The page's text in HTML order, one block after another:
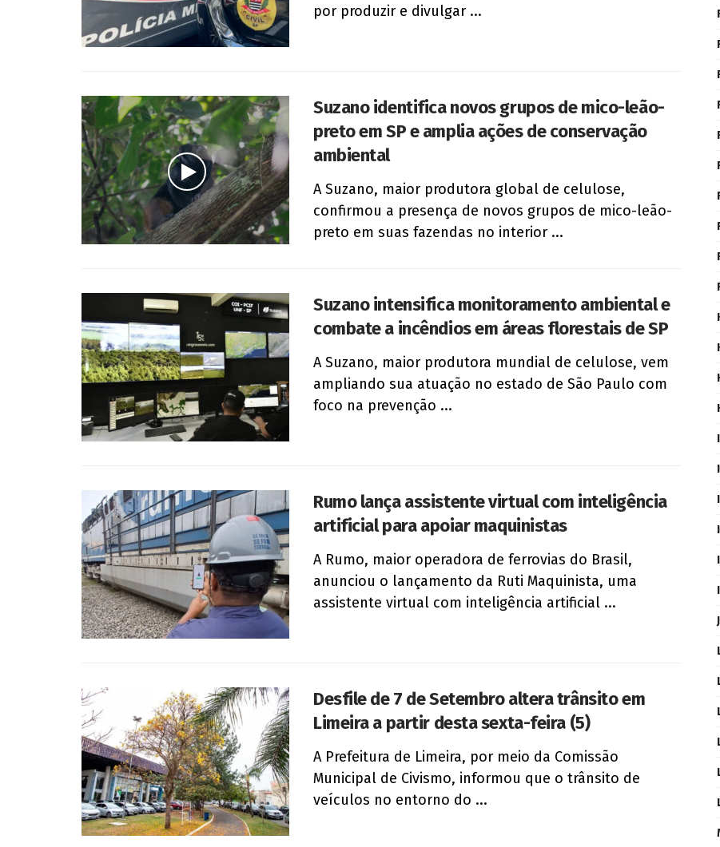
por produzir e divulgar ...
Suzano identifica novos grupos de mico-leão-
preto em SP e amplia ações de conservação
ambiental
A Suzano, maior produtora global de celulose,
confirmou a presença de novos grupos de mico-leão-
preto em suas fazendas no interior ...
Suzano intensifica monitoramento ambiental e
combate a incêndios em áreas florestais de SP
A Suzano, maior produtora mundial de celulose, vem
ampliando sua atuação no estado de São Paulo com
foco na prevenção ...
Rumo lança assistente virtual com inteligência
artificial para apoiar maquinistas
A Rumo, maior operadora de ferrovias do Brasil,
anunciou o lançamento da Ruti Maquinista, uma
assistente virtual com inteligência artificial ...
Desfile de 7 de Setembro altera trânsito em
Limeira a partir desta sexta-feira (5)
A Prefeitura de Limeira, por meio da Comissão
Municipal de Civismo, informou que o trânsito de
veículos no entorno do ...